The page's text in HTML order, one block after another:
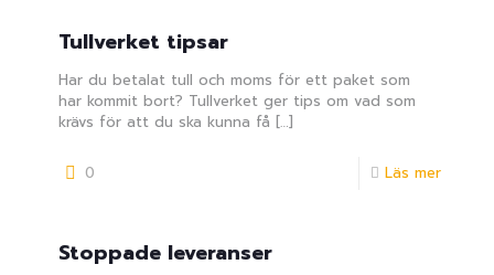
Tullverket tipsar
Har du betalat tull och moms för ett paket som
har kommit bort? Tullverket ger tips om vad som
krävs för att du ska kunna få […]
0 Läs mer
Stoppade leveranser